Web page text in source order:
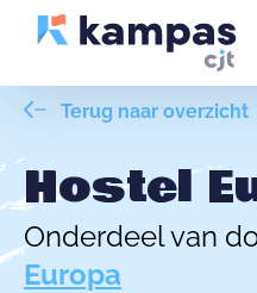
Terug naar overzicht
Hostel
Onderdeel van
Europa